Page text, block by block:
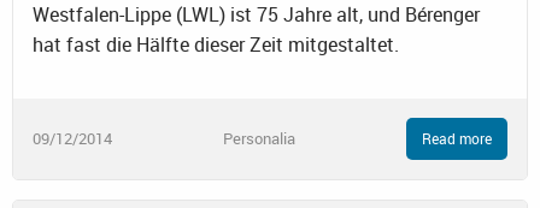
Westfalen-Lippe (LWL) ist 75 Jahre alt, und Bérenger
hat fast die Hälfte dieser Zeit mitgestaltet.
09/12/2014 Personalia Read more